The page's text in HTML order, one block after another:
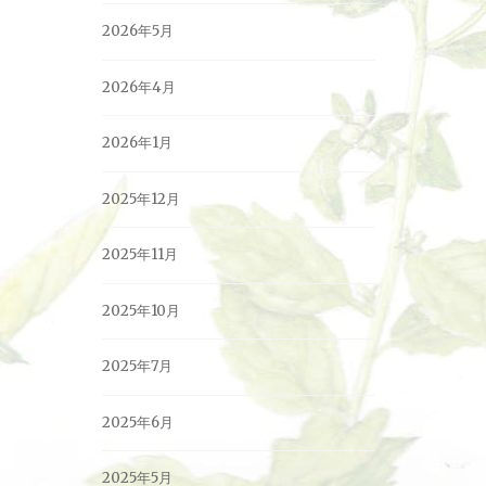
2026年5月
2026年4月
2026年1月
2025年12月
2025年11月
2025年10月
2025年7月
2025年6月
2025年5月